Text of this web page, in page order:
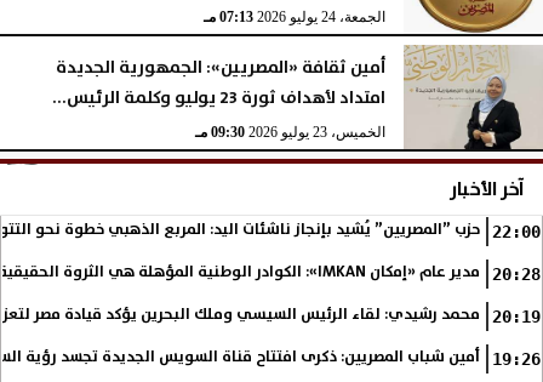
الجمعة، 24 يوليو 2026 07:13 مـ
أمين ثقافة «المصريين»: الجمهورية الجديدة
امتداد لأهداف ثورة 23 يوليو وكلمة الرئيس...
الخميس، 23 يوليو 2026 09:30 مـ
آخر الأخبار
22:00 حزب ”المصريين” يُشيد بإنجاز ناشئات اليد: المربع الذهبي خطوة نحو
20:28 مدير عام «إمكان IMKAN»: الكوادر الوطنية المؤهلة هي الثروة الحقيقية لمستقبل التنمية في مصر
20:19 محمد رشيدي: لقاء الرئيس السيسي وملك البحرين يؤكد قيادة مصر
19:26 أمين شباب المصريين: ذكرى افتتاح قناة السويس الجديدة تجسد رؤية